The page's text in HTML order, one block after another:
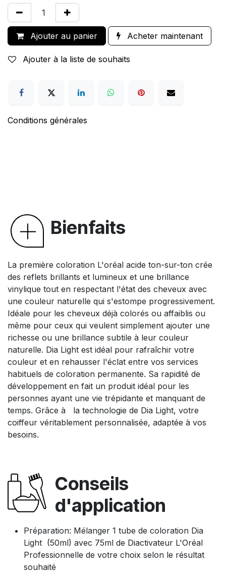
Ajouter au panier Acheter maintenant
Ajouter à la liste de souhaits
Conditions générales
Bienfaits
La première coloration L'oréal acide ton-sur-ton crée
des reflets brillants et lumineux et une brillance
vinylique tout en respectant l'état des cheveux avec
une couleur naturelle qui s'estompe progressivement.
Idéale pour les cheveux déjà colorés ou affaiblis ou
même pour ceux qui veulent simplement ajouter une
richesse ou une brillance subtile à leur couleur
naturelle. Dia Light est idéal pour rafraîchir votre
couleur et en rehausser l'éclat entre vos services
habituels de coloration permanente. Sa rapidité de
développement en fait un produit idéal pour les
personnes ayant une vie trépidante et manquant de
temps. Grâce à la technologie de Dia Light, votre
coiffeur véritablement personnalisée, adaptée à vos
besoins.
Conseils
d'application
Préparation: Mélanger 1 tube de coloration Dia
Light (50ml) avec 75ml de Diactivateur L'Oréal
Professionnelle de votre choix selon le résultat
souhaité